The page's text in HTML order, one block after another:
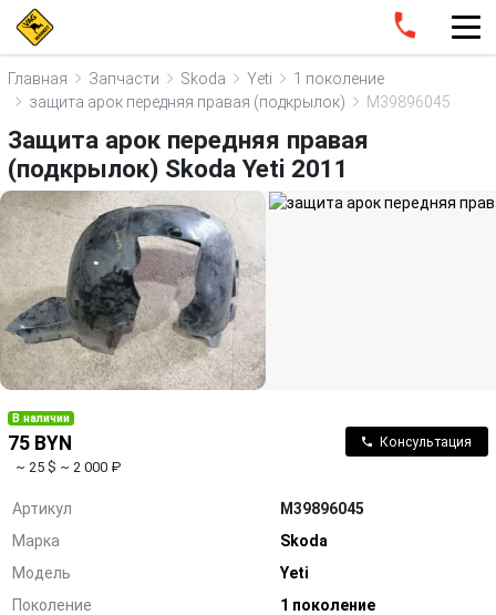
Главная Запчасти Skoda Yeti
1 поколение
защита арок передняя правая (подкрылок)
M39896045
Защита арок передняя правая
(подкрылок) Skoda Yeti 2011
В наличии
75 BYN
~ 25 $ ~ 2 000 ₽
Консультация
Артикул
M39896045
Марка
Skoda
Модель
Yeti
Поколение
1 поколение